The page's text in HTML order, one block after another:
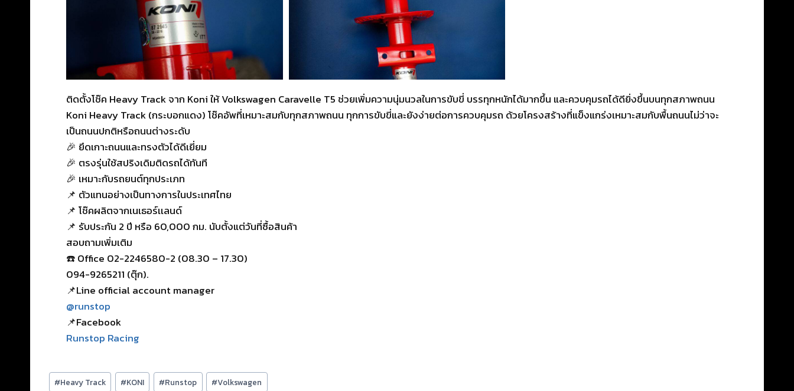
ติดตั้งโช๊ค Heavy Track จาก Koni ให้ Volkswagen Caravelle T5 ช่วยเพิ่มความนุ่มนวลในการขับขี่ บรรทุกหนักได้มากขึ้น และควบคุมรถได้ดียิ่งขึ้นบนทุกสภาพถนน
Koni Heavy Track (กระบอกแดง) โช๊คอัพที่เหมาะสมกับทุกสภาพถนน ทุกการขับขี่และยังง่ายต่อการควบคุมรถ ด้วยโครงสร้างที่แข็งแกร่งเหมาะสมกับพื้นถนนไม่ว่าจะ
เป็นถนนปกติหรือถนนต่างระดับ
🎉 ยึดเกาะถนนและทรงตัวได้ดีเยี่ยม
🎉 ตรงรุ่นใช้สปริงเดิมติดรถได้ทันที
🎉 เหมาะกับรถยนต์ทุกประเภท
📌 ตัวแทนอย่างเป็นทางการในประเทศไทย
📌 โช๊คผลิตจากเนเธอร์เเลนด์
📌 รับประกัน 2 ปี หรือ 60,000 กม. นับตั้งแต่วันที่ซื้อสินค้า
สอบถามเพิ่มเติม
☎️ Office 02-2246580-2 (08.30 – 17.30)
094-9265211 (ตุ๊ก).
📌Line official account manager
@runstop
📌Facebook
Runstop Racing
#Heavy Track #KONI #Runstop #Volkswagen